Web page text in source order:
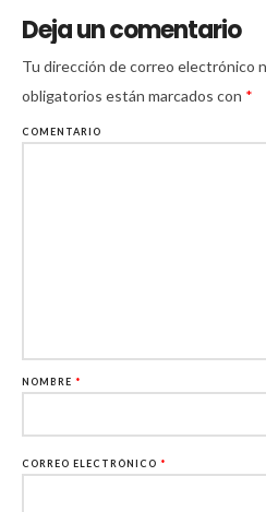
Deja un comentario
Tu dirección de correo electrónico
obligatorios están marcados con *
COMENTARIO
NOMBRE *
CORREO ELECTRÓNICO *